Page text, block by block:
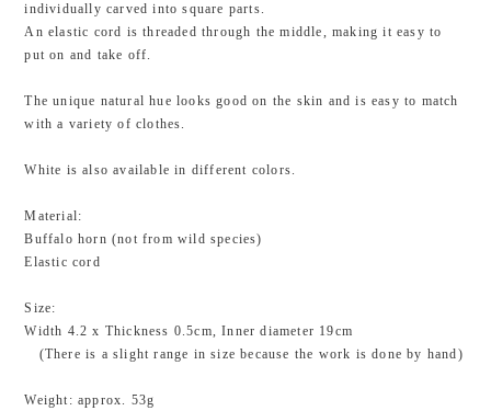
individually carved into square parts.
An elastic cord is threaded through the middle, making it easy to
put on and take off.
The unique natural hue looks good on the skin and is easy to match
with a variety of clothes.
White is also available in different colors.
Material:
Buffalo horn (not from wild species)
Elastic cord
Size:
Width 4.2 x Thickness 0.5cm, Inner diameter 19cm
(There is a slight range in size because the work is done by hand)
Weight: approx. 53g